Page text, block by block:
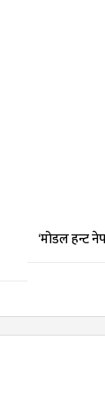
‘मोडल हन्ट